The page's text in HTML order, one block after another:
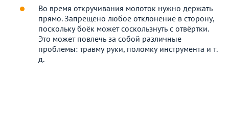
Во время откручивания молоток нужно держать
прямо. Запрещено любое отклонение в сторону,
поскольку боёк может соскользнуть с отвёртки.
Это может повлечь за собой различные
проблемы: травму руки, поломку инструмента и т.
д.